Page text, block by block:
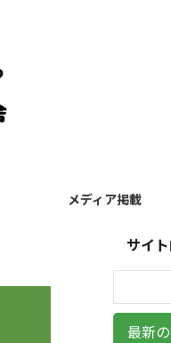
メディア掲載
サイ
最新